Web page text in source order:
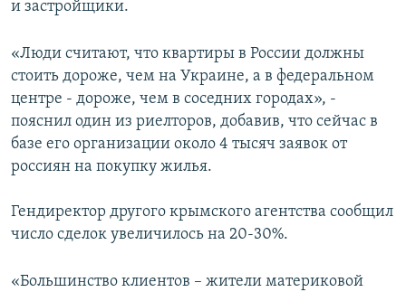
и застройщики.
«Люди считают, что квартиры в России должны
стоить дороже, чем на Украине, а в федеральном
центре - дороже, чем в соседних городах», -
пояснил один из риелторов, добавив, что сейчас в
базе его организации около 4 тысяч заявок от
россиян на покупку жилья.
Гендиректор другого крымского агентства сообщил
число сделок увеличилось на 20-30%.
«Большинство клиентов – жители материковой